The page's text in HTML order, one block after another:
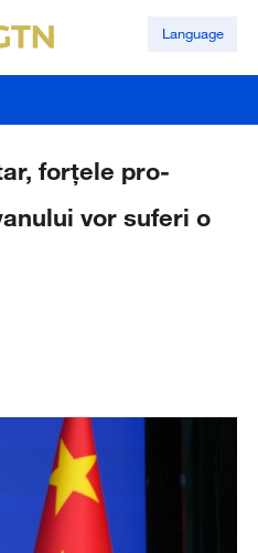
Language
forțele pro-
vor suferi o